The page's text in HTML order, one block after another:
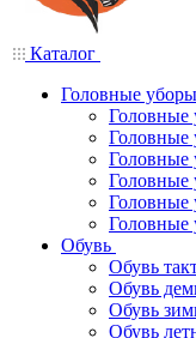
Каталог
Головные уборы
Головные
Головные
Головные
Головные
Головные
Головные
Обувь
Обувь
Обувь
Обувь
Обувь